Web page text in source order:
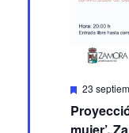
Featured
23
mujer’.